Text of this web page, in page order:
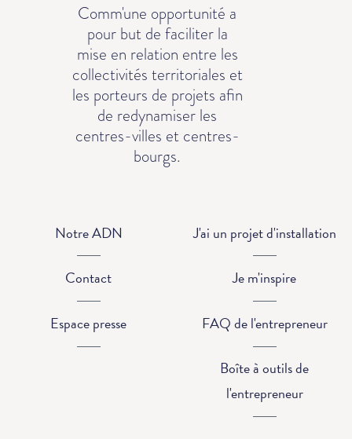
Comm'une opportunité a
pour but de faciliter la
mise en relation entre les
collectivités territoriales et
les porteurs de projets afin
de redynamiser les
centres-villes et centres-
bourgs.
Notre ADN
Contact
Espace presse
J'ai un projet d'installation
Je m'inspire
FAQ de l'entrepreneur
Boîte à outils de
l'entrepreneur